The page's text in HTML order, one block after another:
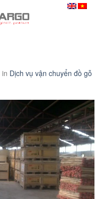
in Dịch vụ vận chuyển đồ gỗ